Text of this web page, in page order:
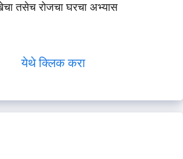
तसेच रोजचा घरचा अभ्यास
येथे क्लिक करा